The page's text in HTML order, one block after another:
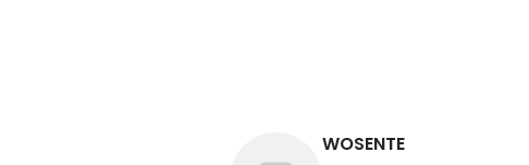
WOSENTE